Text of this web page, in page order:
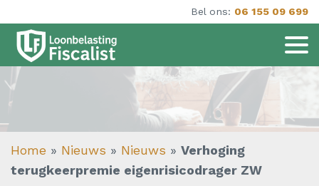
Bel ons: 06 155 09 699
Home » Nieuws » Nieuws » Verhoging
terugkeerpremie eigenrisicodrager ZW